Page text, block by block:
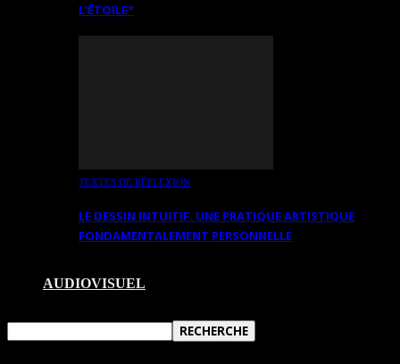
L’ÉTOILE*
TEXTES DE RÉFLEXION
LE DESSIN INTUITIF. UNE PRATIQUE ARTISTIQUE
FONDAMENTALEMENT PERSONNELLE
AUDIOVISUEL